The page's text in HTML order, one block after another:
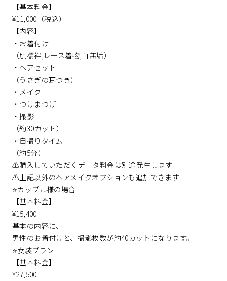
【基本料金】
¥11,000（税込）
【内容】
・お着付け
（肌襦袢,レース着物,白無垢）
・ヘアセット
（うさぎの耳つき）
・メイク
・つけまつげ
・撮影
（約30カット）
・自撮りタイム
（約5分）
⚠️購入していただくデータ料金は別途発生します
⚠️上記以外のヘアメイクオプションも追加できます
⭐️カップル様の場合
【基本料金】
¥15,400
基本の内容に、
男性のお着付けと、撮影枚数が約40カットになります。
⭐️女装プラン
【基本料金】
¥27,500